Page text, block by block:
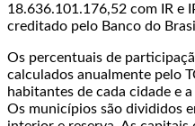
18.636.101.176,52 com IR e
creditado pelo Banco do
Os percentuais de
calculados anualmente pelo
habitantes de cada cidade e
Os municípios são divididos